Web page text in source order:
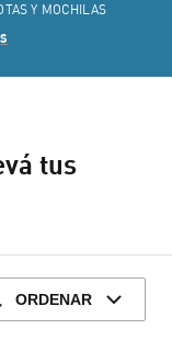
Y MOCHILAS
tus
ORDENAR